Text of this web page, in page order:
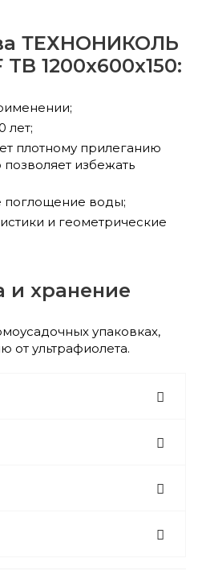
ТЕХНОНИКОЛЬ
TB 1200x600x150:
лет;
плотному прилеганию
позволяет избежать
поглощение воды;
и геометрические
и хранение
упаковках,
ультрафиолета.